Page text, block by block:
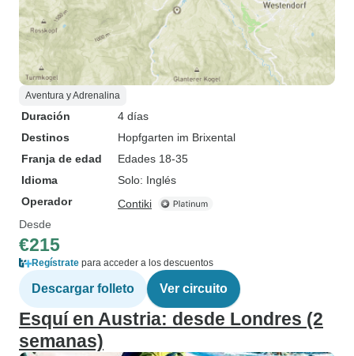
Aventura y Adrenalina
Duración
4 días
Destinos
Hopfgarten im Brixental
Franja de edad
Edades 18-35
Idioma
Solo: Inglés
Operador
Contiki
Desde
€215
Regístrate para acceder a los descuentos
Descargar folleto Ver circuito
Esquí en Austria: desde Londres (2
semanas)